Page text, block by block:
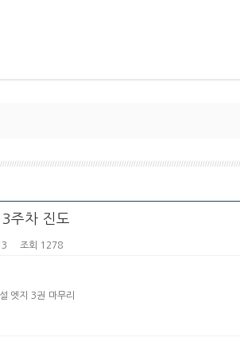
주차 진도
조회 1278
엣지 3권 마무리